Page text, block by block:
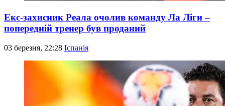
Екс-захисник Реала очолив команду Ла Ліги –
попередній тренер був проданий
03 березня, 22:28 Іспанія